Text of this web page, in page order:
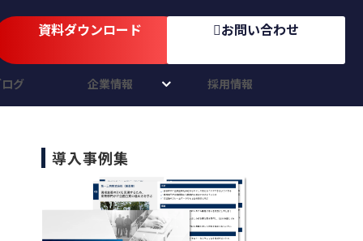
資料ダウンロード お問い合わせ
グ 企業情報 採用情報
導入事例集